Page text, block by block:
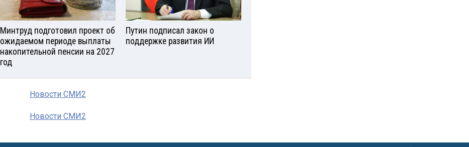
Минтруд подготовил проект об
ожидаемом периоде выплаты
накопительной пенсии на 2027
год
Путин подписал закон о
поддержке развития ИИ
Новости СМИ2
Новости СМИ2